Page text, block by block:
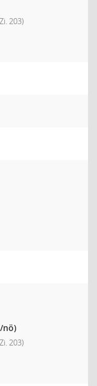
203)
nö)
203)